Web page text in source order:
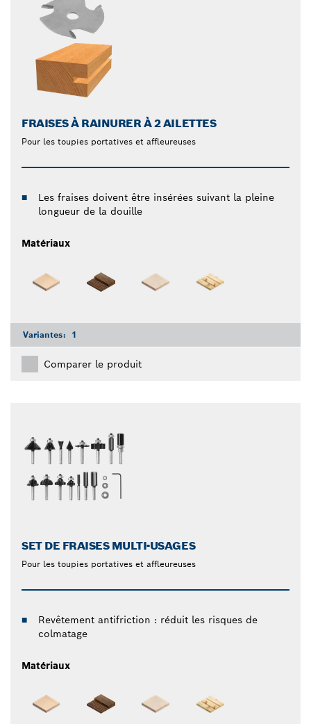
FRAISES À RAINURER À 2 AILETTES
Pour les toupies portatives et affleureuses
Les fraises doivent être insérées suivant la pleine
longueur de la douille
Matériaux
Variantes: 1
Comparer le produit
SET DE FRAISES MULTI-USAGES
Pour les toupies portatives et affleureuses
Revêtement antifriction : réduit les risques de
colmatage
Matériaux